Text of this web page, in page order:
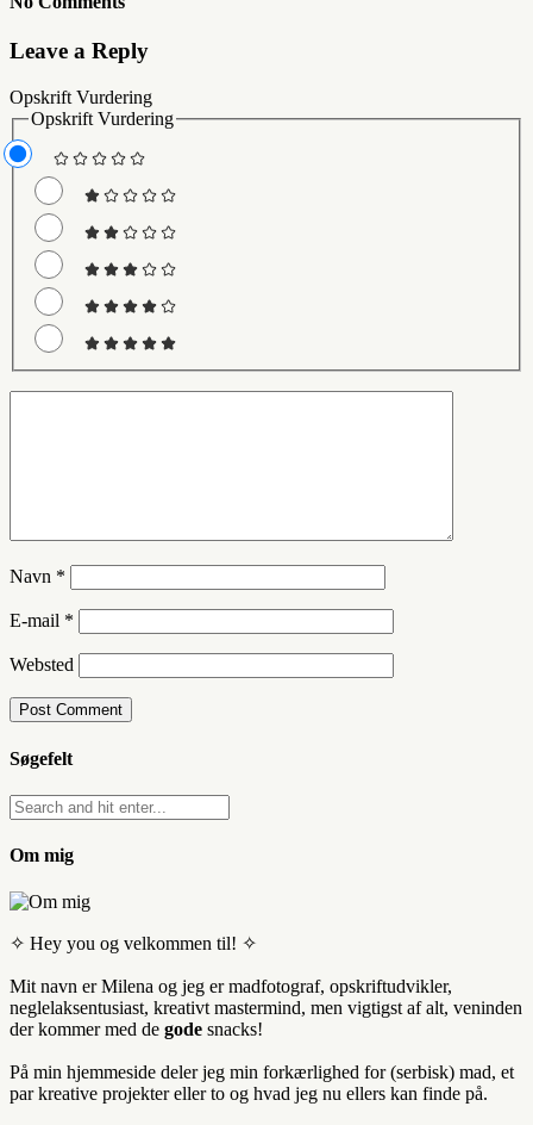
Leave a Reply
Opskrift Vurdering
Opskrift Vurdering
Navn *
E-mail *
Websted
Søgefelt
Om mig
✧ Hey you og velkommen til! ✧
Mit navn er Milena og jeg er madfotograf, opskriftudvikler,
neglelaksentusiast, kreativt mastermind, men vigtigst af alt, veninden
der kommer med de gode snacks!
På min hjemmeside deler jeg min forkærlighed for (serbisk) mad, et
par kreative projekter eller to og hvad jeg nu ellers kan finde på.